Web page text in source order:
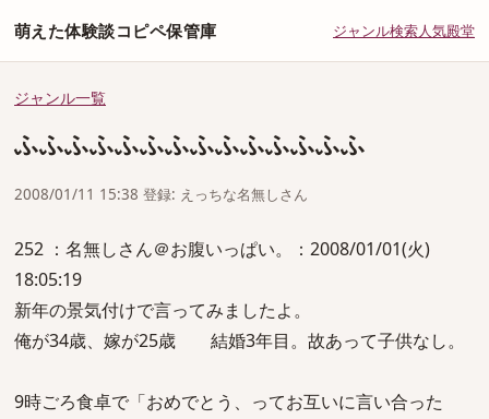
萌えた体験談コピペ保管庫 ジャンル検索人気殿堂
ジャンル一覧
ふふふふふふふふふふふふふふ
2008/01/11 15:38 登録: えっちな名無しさん
252 ：名無しさん＠お腹いっぱい。：2008/01/01(火)
18:05:19
新年の景気付けで言ってみましたよ。
俺が34歳、嫁が25歳 結婚3年目。故あって子供なし。
9時ごろ食卓で「おめでとう、ってお互いに言い合った